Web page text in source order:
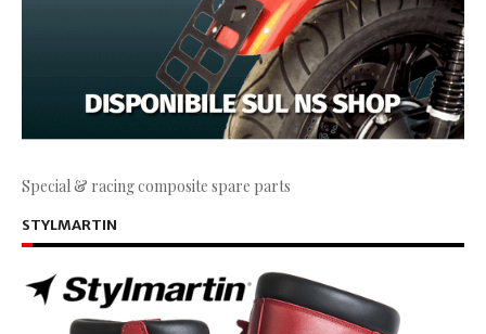
Special & racing composite spare parts
STYLMARTIN